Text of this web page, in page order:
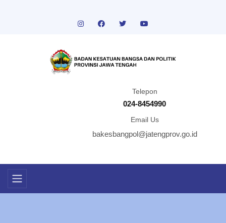
Telepon
024-8454990
Email Us
bakesbangpol@jatengprov.go.id